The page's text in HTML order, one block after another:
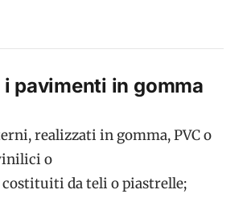
i pavimenti in gomma
realizzati in gomma, PVC o
o
da teli o piastrelle;